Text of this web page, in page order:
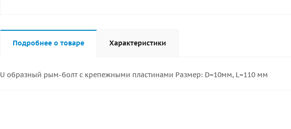
Подробнее о товаре Характеристики
U образный рым-болт с крепежными пластинами Размер: D=10мм, L=110 мм